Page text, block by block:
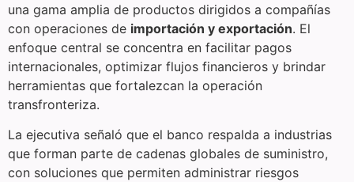
una gama amplia de productos dirigidos a compañías
con operaciones de importación y exportación. El
enfoque central se concentra en facilitar pagos
internacionales, optimizar flujos financieros y brindar
herramientas que fortalezcan la operación
transfronteriza.
La ejecutiva señaló que el banco respalda a industrias
que forman parte de cadenas globales de suministro,
con soluciones que permiten administrar riesgos